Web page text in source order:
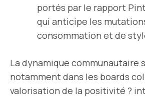
portés par le rapport
qui anticipe les
consommation et de
La dynamique communautaire
notamment dans les boards
valorisation de la positivité ?